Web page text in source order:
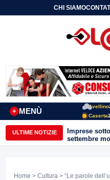
CHI SIAMO
MENÙ
+
Avellino
Caserta
ULTIME NOTIZIE
Imprese
settembre
e Avellino”
Home > Cultura > “Le parole